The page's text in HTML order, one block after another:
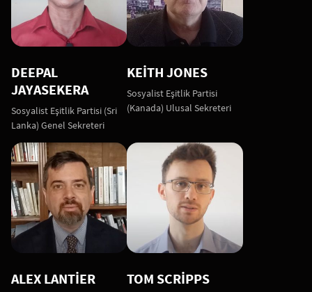
DEEPAL
JAYASEKERA
Sosyalist Eşitlik Partisi (Sri
Lanka) Genel Sekreteri
KEITH JONES
Sosyalist Eşitlik Partisi
(Kanada) Ulusal Sekreteri
ALEX LANTIER TOM SCRIPPS